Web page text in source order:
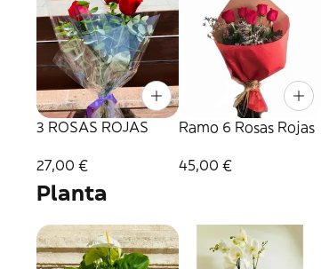
3 ROSAS ROJAS
27,00 €
Ramo 6 Rosas Rojas
45,00 €
Planta